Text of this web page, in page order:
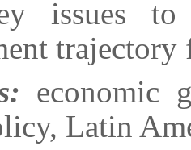
issues to
economic
Latin